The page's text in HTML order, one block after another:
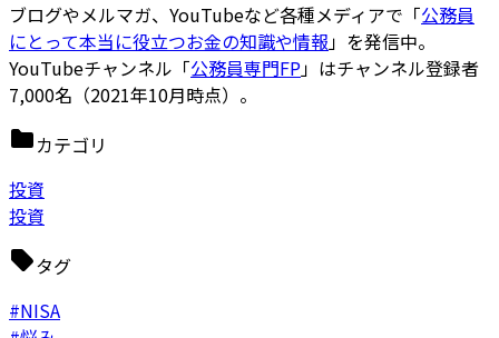
ブログやメルマガ、YouTubeなど各種メディアで「公務員
にとって本当に役立つお金の知識や情報」を発信中。
YouTubeチャンネル「公務員専門FP」はチャンネル登録者
7,000名（2021年10月時点）。
カテゴリ
投資
投資
タグ
#NISA